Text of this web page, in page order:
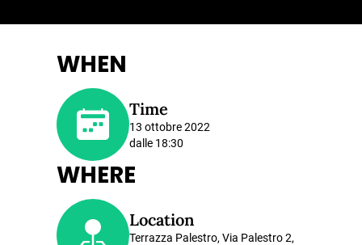
WHEN
Time
13 ottobre 2022
dalle 18:30
WHERE
Location
Terrazza Palestro, Via Palestro 2,